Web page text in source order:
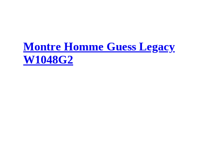
Montre Homme Guess Legacy
W1048G2